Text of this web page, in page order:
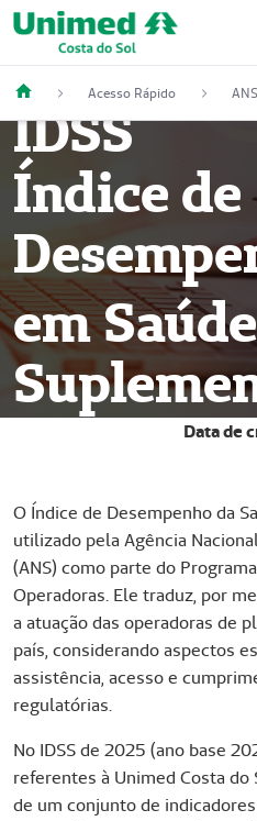
Acesso Rápido ANS
IDSS
Índice de
em Saúde
Data de
O Índice de Desempenho da
utilizado pela Agência
(ANS) como parte do
Operadoras. Ele traduz, por
a atuação das operadoras de
país, considerando aspectos
assistência, acesso e
regulatórias.
No IDSS de 2025 (ano base
referentes à Unimed Costa
de um conjunto de